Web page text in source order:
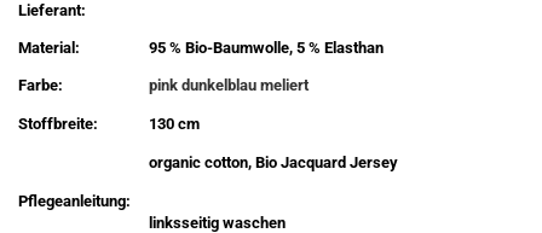
Lieferant:
Material: 95 % Bio-Baumwolle, 5 % Elasthan
Farbe: pink dunkelblau meliert
Stoffbreite: 130 cm
organic cotton, Bio Jacquard Jersey
Pflegeanleitung:
linksseitig waschen